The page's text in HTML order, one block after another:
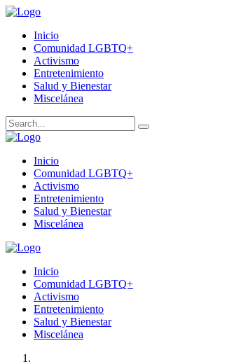
Inicio
Comunidad LGBTQ+
Activismo
Entretenimiento
Salud y Bienestar
Miscelánea
Inicio
Comunidad LGBTQ+
Activismo
Entretenimiento
Salud y Bienestar
Miscelánea
Inicio
Comunidad LGBTQ+
Activismo
Entretenimiento
Salud y Bienestar
Miscelánea